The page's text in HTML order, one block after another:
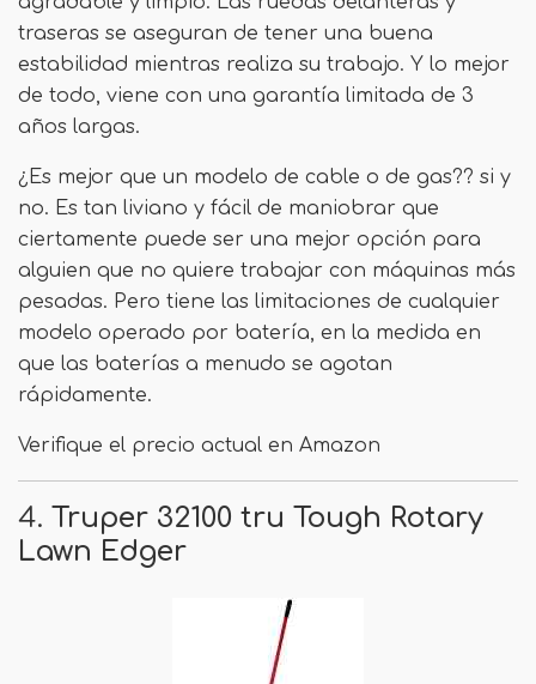
traseras se aseguran de tener una buena
estabilidad mientras realiza su trabajo. Y lo mejor
de todo, viene con una garantía limitada de 3
años largas.
¿Es mejor que un modelo de cable o de gas?? si y
no. Es tan liviano y fácil de maniobrar que
ciertamente puede ser una mejor opción para
alguien que no quiere trabajar con máquinas más
pesadas. Pero tiene las limitaciones de cualquier
modelo operado por batería, en la medida en
que las baterías a menudo se agotan
rápidamente.
Verifique el precio actual en Amazon
4. Truper 32100 tru Tough Rotary
Lawn Edger